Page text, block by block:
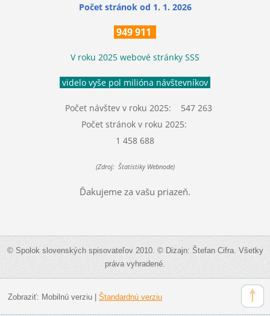
Počet stránok od 1. 1. 2026
949 911
V roku 2025 webové stránky SSS
videlo vyše pol milióna návštevníkov
Počet návštev v roku 2025: 547 263
Počet stránok v roku 2025:
1 458 688
(Zdroj: Štatistiky Webnode)
Ďakujeme za vašu priazeň.
© Spolok slovenských spisovateľov 2010. © Dizajn: Štefan Cifra. Všetky
práva vyhradené.
Zobraziť: Mobilnú verziu| Štandardnú verziu